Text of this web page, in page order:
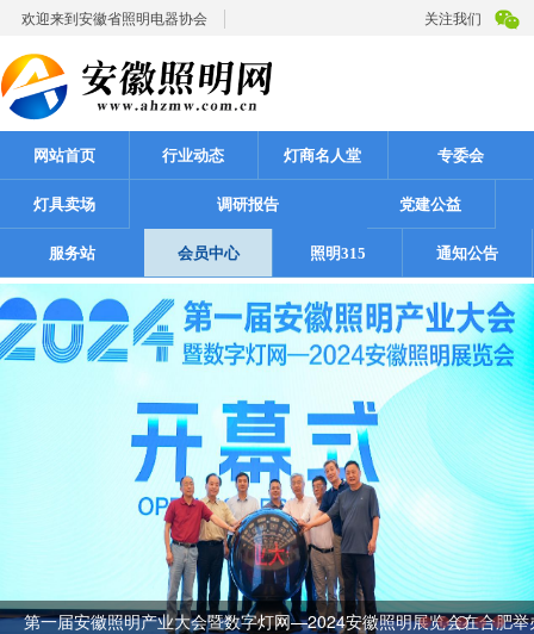
欢迎来到安徽省照明电器协会 关注我们
网站首页 行业动态 灯商名人堂 专委会
灯具卖场 调研报告 党建公益
服务站 会员中心 照明315 通知公告
第一届安徽照明产业大会暨数字灯网—2024安徽照明展览会在合肥举